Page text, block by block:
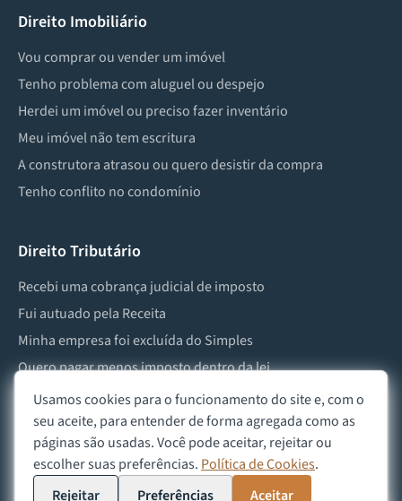
Direito Imobiliário
Vou comprar ou vender um imóvel
Tenho problema com aluguel ou despejo
Herdei um imóvel ou preciso fazer inventário
Meu imóvel não tem escritura
A construtora atrasou ou quero desistir da compra
Tenho conflito no condomínio
Direito Tributário
Recebi uma cobrança judicial de imposto
Fui autuado pela Receita
Minha empresa foi excluída do Simples
Quero pagar menos imposto dentro da lei
Preciso lidar com imposto de herança ou doação
2026Advocacia Custódio
Política de Privacidade Política de Cookies Aviso Legal
Usamos cookies para o funcionamento do site e, com o
seu aceite, para entender de forma agregada como as
páginas são usadas. Você pode aceitar, rejeitar ou
escolher suas preferências. Política de Cookies.
Rejeitar
Preferências Aceitar